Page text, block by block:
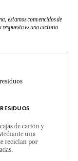
estamos convencidos de
respuesta es una victoria
de cartón y
una
reciclan por